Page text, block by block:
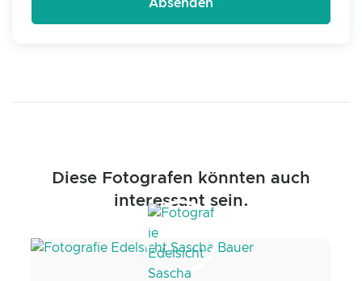
Diese Fotografen könnten auch
interessant sein.